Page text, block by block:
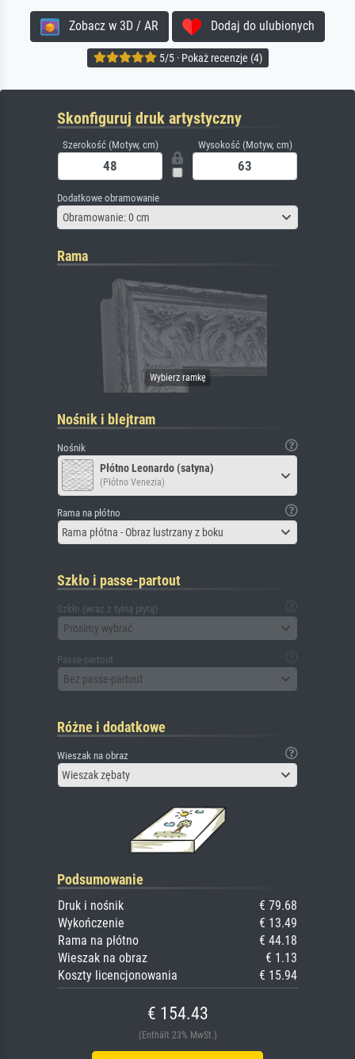
Zobacz w 3D / AR Dodaj do ulubionych
5/5 · Pokaż recenzje (4)
Skonfiguruj druk artystyczny
Szerokość (Motyw, cm) Wysokość (Motyw, cm)
Dodatkowe obramowanie
Obramowanie: 0 cm
Rama
Nośnik i blejtram
Nośnik
Płótno Leonardo (satyna)
(Płótno Venezia)
Rama na płótno
Rama płótna - Obraz lustrzany z boku
Szkło i passe-partout
Szkło (wraz z tylną płytą)
Prosimy wybrać
Passe-partout
Bez passe-partout
Różne i dodatkowe
Wieszak na obraz
Wieszak zębaty
Podsumowanie
Druk i nośnik
€ 79.68
Wykończenie
€ 13.49
Rama na płótno
€ 44.18
Wieszak na obraz
€ 1.13
Koszty licencjonowania
€ 15.94
€ 154.43
(Enthält 23% MwSt.)